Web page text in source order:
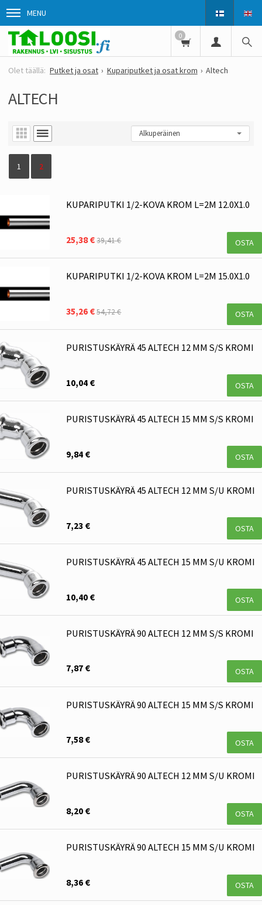
MENU
0
Putket ja osat Kupariputket ja osat krom Altech
ALTECH
1 2
KUPARIPUTKI 1/2-KOVA KROM L=2M 12.0X1.0
25,38 €39,41 € OSTA
KUPARIPUTKI 1/2-KOVA KROM L=2M 15.0X1.0
35,26 €54,72 € OSTA
PURISTUSKÄYRÄ 45 ALTECH 12 MM S/S KROMI
10,04 € OSTA
PURISTUSKÄYRÄ 45 ALTECH 15 MM S/S KROMI
9,84 € OSTA
PURISTUSKÄYRÄ 45 ALTECH 12 MM S/U KROMI
7,23 € OSTA
PURISTUSKÄYRÄ 45 ALTECH 15 MM S/U KROMI
10,40 € OSTA
PURISTUSKÄYRÄ 90 ALTECH 12 MM S/S KROMI
7,87 € OSTA
PURISTUSKÄYRÄ 90 ALTECH 15 MM S/S KROMI
7,58 € OSTA
PURISTUSKÄYRÄ 90 ALTECH 12 MM S/U KROMI
8,20 € OSTA
PURISTUSKÄYRÄ 90 ALTECH 15 MM S/U KROMI
8,36 € OSTA